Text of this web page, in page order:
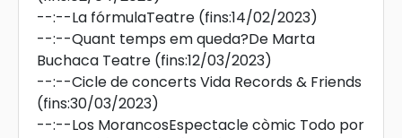
--:--La fórmulaTeatre (fins:14/02/2023)
--:--Quant temps em queda?De Marta
Buchaca Teatre (fins:12/03/2023)
--:--Cicle de concerts Vida Records & Friends
(fins:30/03/2023)
--:--Los MorancosEspectacle còmic Todo por